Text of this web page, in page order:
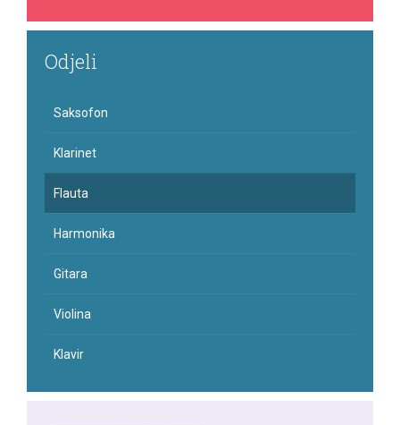
Odjeli
Saksofon
Klarinet
Flauta
Harmonika
Gitara
Violina
Klavir